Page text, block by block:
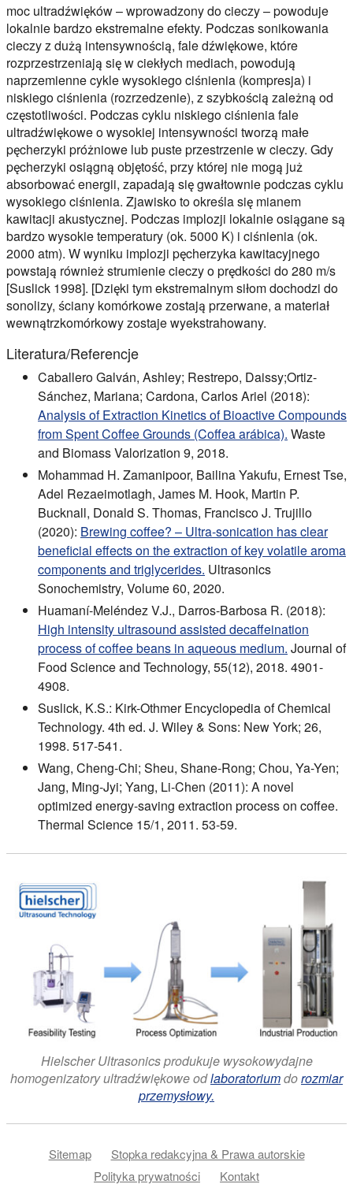
moc ultradźwięków – wprowadzony do cieczy – powoduje
lokalnie bardzo ekstremalne efekty. Podczas sonikowania
cieczy z dużą intensywnością, fale dźwiękowe, które
rozprzestrzeniają się w ciekłych mediach, powodują
naprzemienne cykle wysokiego ciśnienia (kompresja) i
niskiego ciśnienia (rozrzedzenie), z szybkością zależną od
częstotliwości. Podczas cyklu niskiego ciśnienia fale
ultradźwiękowe o wysokiej intensywności tworzą małe
pęcherzyki próżniowe lub puste przestrzenie w cieczy. Gdy
pęcherzyki osiągną objętość, przy której nie mogą już
absorbować energii, zapadają się gwałtownie podczas cyklu
wysokiego ciśnienia. Zjawisko to określa się mianem
kawitacji akustycznej. Podczas implozji lokalnie osiągane są
bardzo wysokie temperatury (ok. 5000 K) i ciśnienia (ok.
2000 atm). W wyniku implozji pęcherzyka kawitacyjnego
powstają również strumienie cieczy o prędkości do 280 m/s
[Suslick 1998]. [Dzięki tym ekstremalnym siłom dochodzi do
sonolizy, ściany komórkowe zostają przerwane, a materiał
wewnątrzkomórkowy zostaje wyekstrahowany.
Literatura/Referencje
Caballero Galván, Ashley; Restrepo, Daissy;Ortiz-
Sánchez, Mariana; Cardona, Carlos Ariel (2018):
Analysis of Extraction Kinetics of Bioactive Compounds
from Spent Coffee Grounds (Coffea arábica). Waste
and Biomass Valorization 9, 2018.
Mohammad H. Zamanipoor, Bailina Yakufu, Ernest Tse,
Adel Rezaeimotlagh, James M. Hook, Martin P.
Bucknall, Donald S. Thomas, Francisco J. Trujillo
(2020): Brewing coffee? – Ultra-sonication has clear
beneficial effects on the extraction of key volatile aroma
components and triglycerides. Ultrasonics
Sonochemistry, Volume 60, 2020.
Huamaní-Meléndez V.J., Darros-Barbosa R. (2018):
High intensity ultrasound assisted decaffeination
process of coffee beans in aqueous medium. Journal of
Food Science and Technology, 55(12), 2018. 4901-
4908.
Suslick, K.S.: Kirk-Othmer Encyclopedia of Chemical
Technology. 4th ed. J. Wiley & Sons: New York; 26,
1998. 517-541.
Wang, Cheng-Chi; Sheu, Shane-Rong; Chou, Ya-Yen;
Jang, Ming-Jyi; Yang, Li-Chen (2011): A novel
optimized energy-saving extraction process on coffee.
Thermal Science 15/1, 2011. 53-59.
Hielscher Ultrasonics produkuje wysokowydajne
homogenizatory ultradźwiękowe odlaboratoriumdorozmiar
przemysłowy.
Sitemap
Stopka redakcyjna & Prawa autorskie
Polityka prywatności
Kontakt